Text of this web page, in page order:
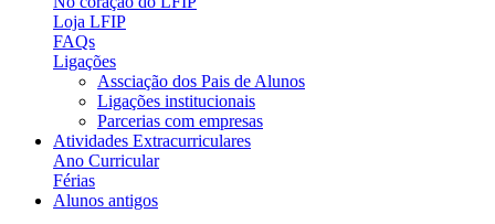
Loja LFIP
FAQs
Ligações
Assciação dos Pais de Alunos
Ligações institucionais
Parcerias com empresas
Atividades Extracurriculares
Ano Curricular
Férias
Alunos antigos